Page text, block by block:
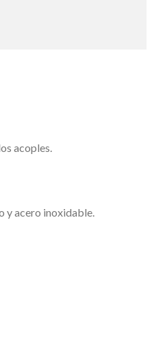
acoples.
y acero inoxidable.